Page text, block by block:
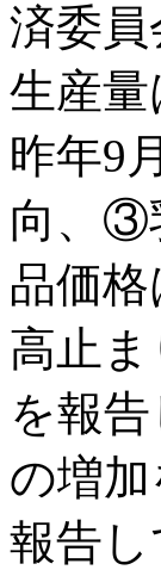
済委
生産量
昨年9
向、③
品価
高止ま
を報
の増加
報告